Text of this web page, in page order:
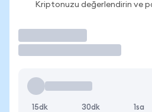
Kriptonuzu değerlendirin ve
15dk 30dk 1sa